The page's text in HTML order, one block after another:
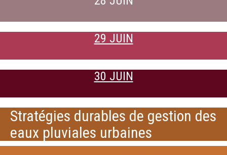
29 JUIN
30 JUIN
Stratégies durables de gestion des
eaux pluviales urbaines